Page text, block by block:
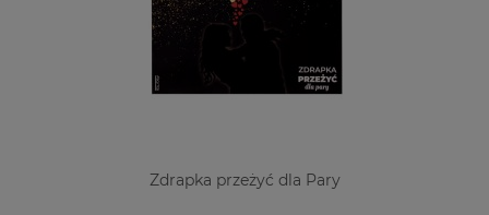
Zdrapka przeżyć dla Pary